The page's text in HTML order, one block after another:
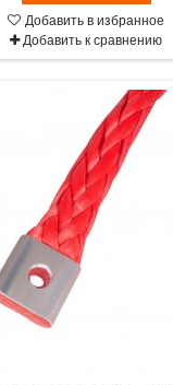
Добавить в избранное
Добавить к сравнению